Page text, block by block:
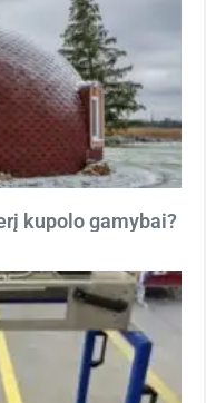
kupolo gamybai?